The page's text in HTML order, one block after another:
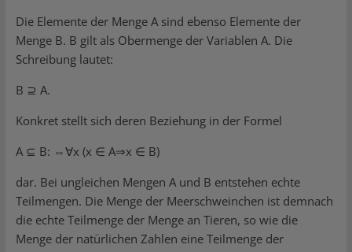
Die Elemente der Menge A sind ebenso Elemente der
Menge B. B gilt als Obermenge der Variablen A. Die
Schreibung lautet:
B ⊇ A.
Konkret stellt sich deren Beziehung in der Formel
A ⊆ B: ⇔∀x (x ∈ A⇒x ∈ B)
dar. Bei ungleichen Mengen A und B entstehen echte
Teilmengen. Die Menge der Meerschweinchen ist demnach
die echte Teilmenge der Menge an Tieren, so wie die
Menge der natürlichen Zahlen eine Teilmenge der